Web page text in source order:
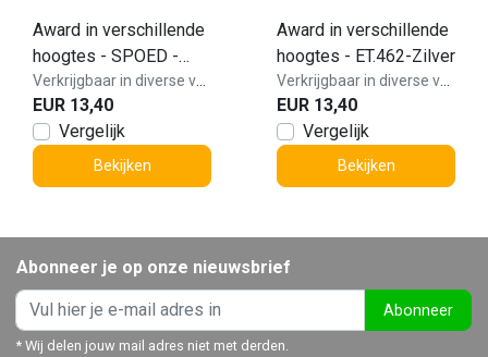
Award in verschillende
hoogtes - SPOED -
ET.462-Zilver
EUR 13,40
Vergelijk
Bekijken
Award in verschillende
hoogtes - ET.462-Zilver
EUR 13,40
Vergelijk
Bekijken
Abonneer je op onze nieuwsbrief
Abonneer
* Wij delen jouw mail adres niet met derden.